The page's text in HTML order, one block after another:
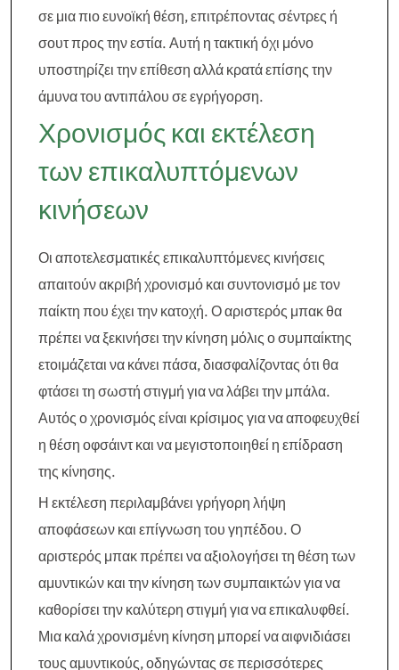
σε μια πιο ευνοϊκή θέση, επιτρέποντας σέντρες ή
σουτ προς την εστία. Αυτή η τακτική όχι μόνο
υποστηρίζει την επίθεση αλλά κρατά επίσης την
άμυνα του αντιπάλου σε εγρήγορση.
Χρονισμός και εκτέλεση
των επικαλυπτόμενων
κινήσεων
Οι αποτελεσματικές επικαλυπτόμενες κινήσεις
απαιτούν ακριβή χρονισμό και συντονισμό με τον
παίκτη που έχει την κατοχή. Ο αριστερός μπακ θα
πρέπει να ξεκινήσει την κίνηση μόλις ο συμπαίκτης
ετοιμάζεται να κάνει πάσα, διασφαλίζοντας ότι θα
φτάσει τη σωστή στιγμή για να λάβει την μπάλα.
Αυτός ο χρονισμός είναι κρίσιμος για να αποφευχθεί
η θέση οφσάιντ και να μεγιστοποιηθεί η επίδραση
της κίνησης.
Η εκτέλεση περιλαμβάνει γρήγορη λήψη
αποφάσεων και επίγνωση του γηπέδου. Ο
αριστερός μπακ πρέπει να αξιολογήσει τη θέση των
αμυντικών και την κίνηση των συμπαικτών για να
καθορίσει την καλύτερη στιγμή για να επικαλυφθεί.
Μια καλά χρονισμένη κίνηση μπορεί να αιφνιδιάσει
τους αμυντικούς, οδηγώντας σε περισσότερες